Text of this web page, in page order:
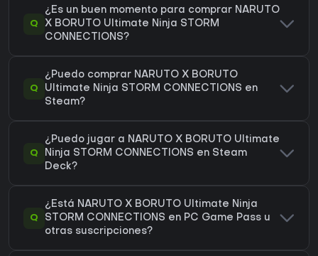
Q
¿Es un buen momento para comprar NARUTO
X BORUTO Ultimate Ninja STORM
CONNECTIONS?
Q
¿Puedo comprar NARUTO X BORUTO
Ultimate Ninja STORM CONNECTIONS en
Steam?
Q
¿Puedo jugar a NARUTO X BORUTO Ultimate
Ninja STORM CONNECTIONS en Steam
Deck?
Q
¿Está NARUTO X BORUTO Ultimate Ninja
STORM CONNECTIONS en PC Game Pass u
otras suscripciones?